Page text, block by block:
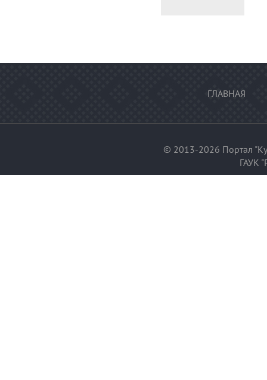
ГЛАВНАЯ
© 2013-2026 Портал
ГАУК